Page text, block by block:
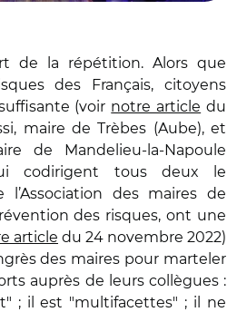
de la répétition. Alors que
des Français, citoyens
(voir notre article du
maire de Trèbes (Aube), et
de Mandelieu-la-Napoule
codirigent tous deux le
des maires de
des risques, ont une
article du 24 novembre 2022)
des maires pour marteler
auprès de leurs collègues :
; il est "multifacettes" ; il ne